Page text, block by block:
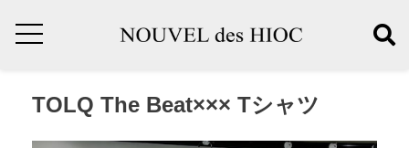
TOLQ The Beat××× Tシャツ